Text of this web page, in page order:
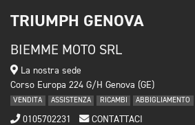
TRIUMPH GENOVA
BIEMME MOTO SRL
La nostra sede
Corso Europa 224 G/H Genova (GE)
VENDITA ASSISTENZA RICAMBI ABBIGLIAMENTO
0105702231 CONTATTACI